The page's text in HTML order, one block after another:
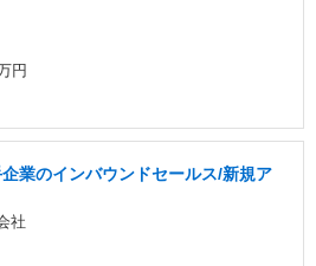
円
業のインバウンドセールス/新規ア
社